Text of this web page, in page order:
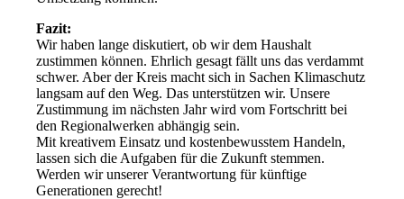
Fazit:
Wir haben lange diskutiert, ob wir dem Haushalt
zustimmen können. Ehrlich gesagt fällt uns das verdammt
schwer. Aber der Kreis macht sich in Sachen Klimaschutz
langsam auf den Weg. Das unterstützen wir. Unsere
Zustimmung im nächsten Jahr wird vom Fortschritt bei
den Regionalwerken abhängig sein.
Mit kreativem Einsatz und kostenbewusstem Handeln,
lassen sich die Aufgaben für die Zukunft stemmen.
Werden wir unserer Verantwortung für künftige
Generationen gerecht!